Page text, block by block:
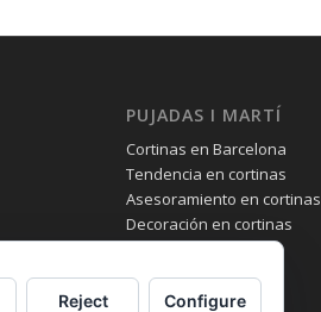
PUJADAS I MARTÍ
Cortinas en Barcelona
Tendencia en cortinas
Asesoramiento en cortinas
Decoración en cortinas
Reject Configure